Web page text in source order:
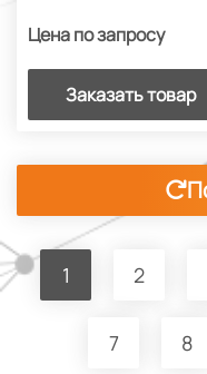
Цена по запросу
Заказать товар
1 2
7 8